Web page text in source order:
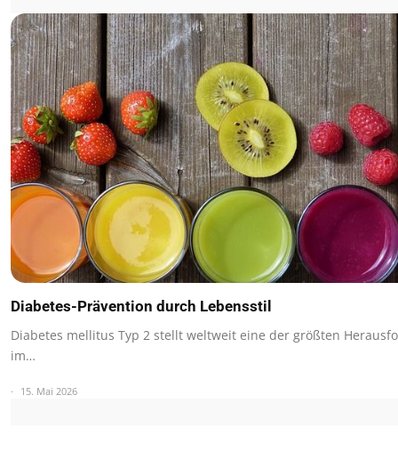
Diabetes-Prävention durch Lebensstil
Diabetes mellitus Typ 2 stellt weltweit eine der größten
im…
15. Mai 2026